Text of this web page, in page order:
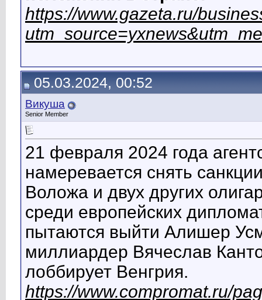
https://www.gazeta.ru/
05.03.2024, 00:52
Викуша
Senior Member
21 февраля 2024 года
намеревается снять
Воложа и двух других
среди европейских
пытаются выйти Алишер
миллиардер Вячеслав
лоббирует Венгрия.
https://www.compromat.ru/